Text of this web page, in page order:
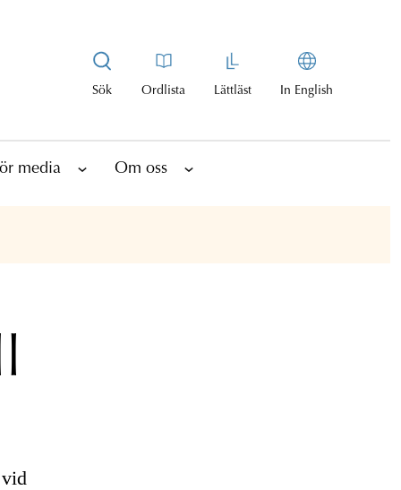
Sök Ordlista Lättläst In English
media Om oss